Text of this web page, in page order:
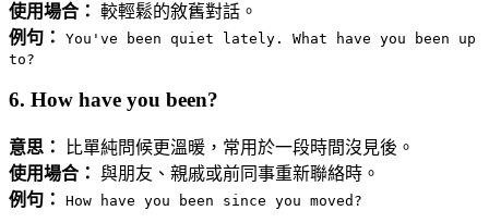
使用場合： 較輕鬆的敘舊對話。
例句：
You've been quiet lately. What have you been up
to?
6. How have you been?
意思：
比單純問候更溫暖，常用於一段時間沒見後。
使用場合： 與朋友、親戚或前同事重新聯絡時。
例句：
How have you been since you moved?